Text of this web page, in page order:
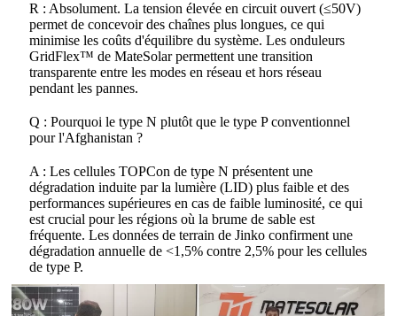
R : Absolument. La tension élevée en circuit ouvert (≤50V)
permet de concevoir des chaînes plus longues, ce qui
minimise les coûts d'équilibre du système. Les onduleurs
GridFlex™ de MateSolar permettent une transition
transparente entre les modes en réseau et hors réseau
pendant les pannes.
Q : Pourquoi le type N plutôt que le type P conventionnel
pour l'Afghanistan ?
A : Les cellules TOPCon de type N présentent une
dégradation induite par la lumière (LID) plus faible et des
performances supérieures en cas de faible luminosité, ce qui
est crucial pour les régions où la brume de sable est
fréquente. Les données de terrain de Jinko confirment une
dégradation annuelle de <1,5% contre 2,5% pour les cellules
de type P.